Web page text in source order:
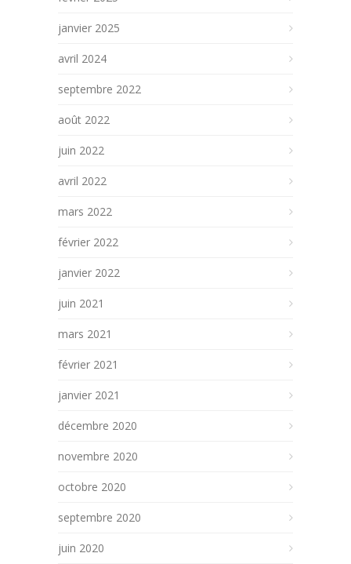
janvier 2025
avril 2024
septembre 2022
août 2022
juin 2022
avril 2022
mars 2022
février 2022
janvier 2022
juin 2021
mars 2021
février 2021
janvier 2021
décembre 2020
novembre 2020
octobre 2020
septembre 2020
juin 2020